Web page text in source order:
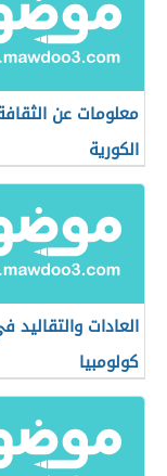
معلومات عن
الكورية
العادات والتقاليد
كولومبيا